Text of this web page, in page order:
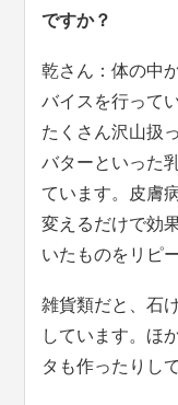
ですか？
乾さん：体の中
バイスを行って
たくさん沢山扱
バターといった
ています。皮膚
変えるだけで効
いたものをリピ
雑貨類だと、石
しています。ほ
タも作ったりし